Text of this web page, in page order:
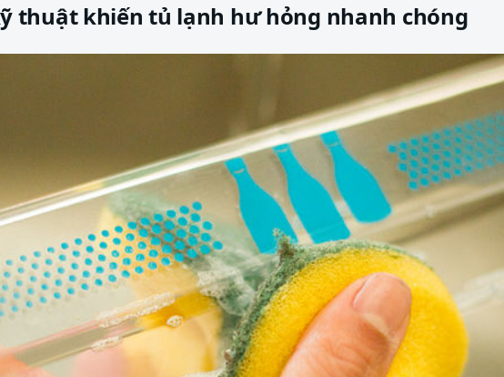
thuật khiến tủ lạnh hư hỏng nhanh chóng